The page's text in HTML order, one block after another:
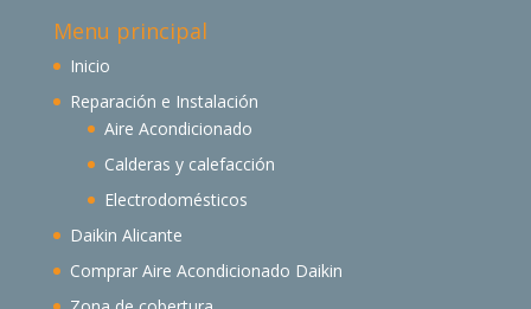
Menu principal
Inicio
Reparación e Instalación
Aire Acondicionado
Calderas y calefacción
Electrodomésticos
Daikin Alicante
Comprar Aire Acondicionado Daikin